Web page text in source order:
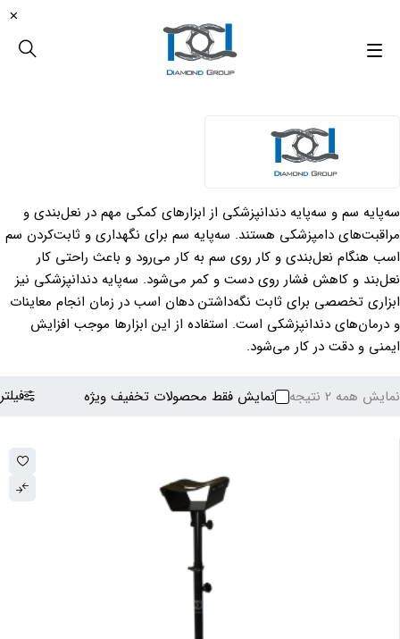
سه‌پایه سم و سه‌پایه دندانپزشکی از ابزارهای کمکی مهم در نعل‌بندی و
مراقبت‌های دامپزشکی هستند. سه‌پایه سم برای نگهداری و ثابت‌کردن سم
اسب هنگام نعل‌بندی و کار روی سم به کار می‌رود و باعث راحتی کار
نعل‌بند و کاهش فشار روی دست و کمر می‌شود. سه‌پایه دندانپزشکی نیز
ابزاری تخصصی برای ثابت نگه‌داشتن دهان اسب در زمان انجام معاینات
و درمان‌های دندانپزشکی است. استفاده از این ابزارها موجب افزایش
ایمنی و دقت در کار می‌شود.
فیلتر نمایش همه 2 نتیجه نمایش فقط محصولات تخفیف ویژه